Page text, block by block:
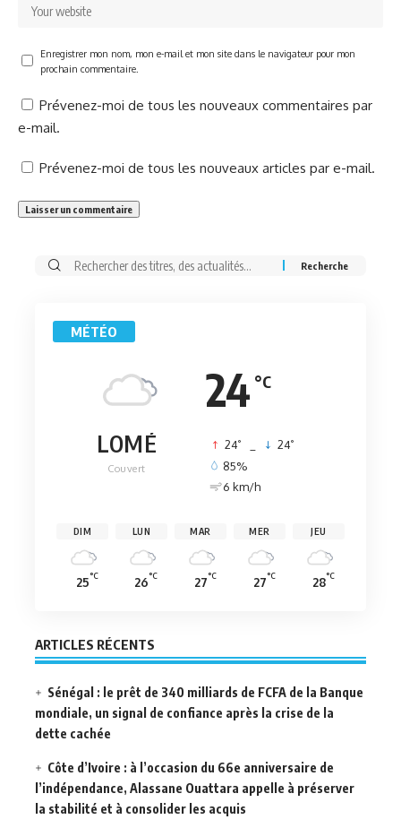
Enregistrer mon nom, mon e-mail et mon site dans le navigateur pour mon
prochain commentaire.
Prévenez-moi de tous les nouveaux commentaires par
e-mail.
Prévenez-moi de tous les nouveaux articles par e-mail.
Rechercher:
MÉTÉO
24 °C
LOMÉ
Couvert
24° 24°
85%
6 km/h
DIM
25°C
LUN
26°C
MAR
27°C
MER
27°C
JEU
28°C
ARTICLES RÉCENTS
Sénégal : le prêt de 340 milliards de FCFA de la Banque
mondiale, un signal de confiance après la crise de la
dette cachée
Côte d’Ivoire : à l’occasion du 66e anniversaire de
l’indépendance, Alassane Ouattara appelle à préserver
la stabilité et à consolider les acquis